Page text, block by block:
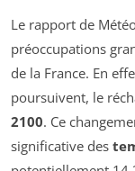
Le rapport de
préoccupations
de la France. En
poursuivent, le
2100. Ce
significative des